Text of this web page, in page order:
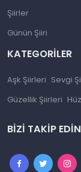
Şiirler
Günün Şiiri
KATEGORILER
Aşk Şiirleri Sevgi
Güzellik Şiirleri
BIZI TAKIP EDIN